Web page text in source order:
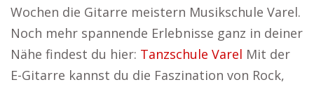
Wochen die Gitarre meistern Musikschule Varel.
Noch mehr spannende Erlebnisse ganz in deiner
Nähe findest du hier: Tanzschule Varel Mit der
E-Gitarre kannst du die Faszination von Rock,